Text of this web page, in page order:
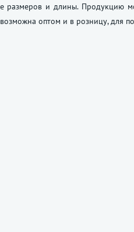
размеров и длины. Продукцию
оптом и в розницу, для